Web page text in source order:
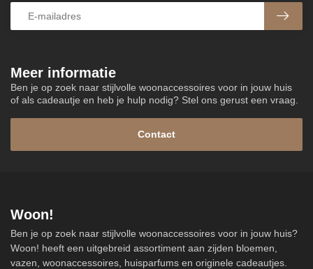
Meer informatie
Ben je op zoek naar stijlvolle woonaccessoires voor in jouw huis
of als cadeautje en heb je hulp nodig? Stel ons gerust een vraag.
Contact
Woon!
Ben je op zoek naar stijlvolle woonaccessoires voor in jouw huis?
Woon! heeft een uitgebreid assortiment aan zijden bloemen,
vazen, woonaccessoires, huisparfums en originele cadeautjes.